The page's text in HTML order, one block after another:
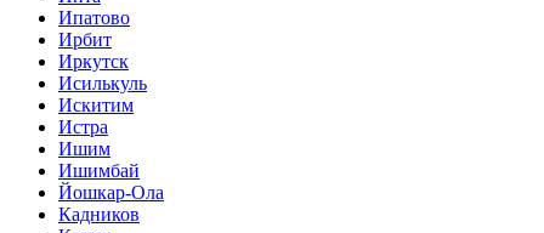
Ипатово
Ирбит
Иркутск
Исилькуль
Искитим
Истра
Ишим
Ишимбай
Йошкар-Ола
Кадников